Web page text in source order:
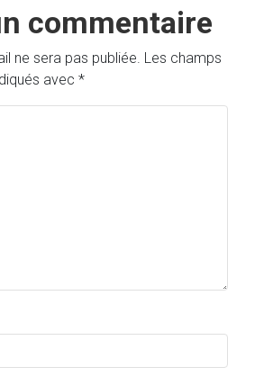
commentaire
ne sera pas publiée. Les champs
avec *